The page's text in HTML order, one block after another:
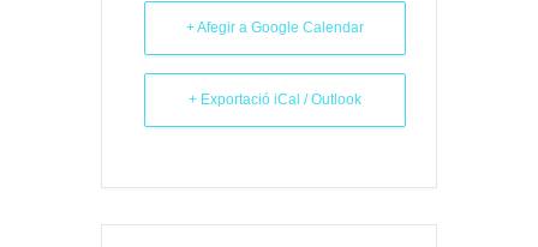
+ Afegir a Google Calendar
+ Exportació iCal / Outlook